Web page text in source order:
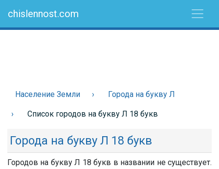
chislennost.com
Население Земли Города на букву Л
Список городов на букву Л 18 букв
Города на букву Л 18 букв
Городов на букву Л 18 букв в названии не существует.